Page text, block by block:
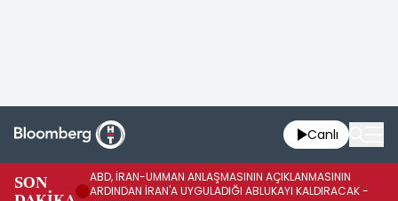
Canlı
SON
ABD, İRAN-UMMAN ANLAŞMASININ AÇIKLANMASININ
ARDINDAN İRAN'A UYGULADIĞI ABLUKAYI KALDIRACAK -